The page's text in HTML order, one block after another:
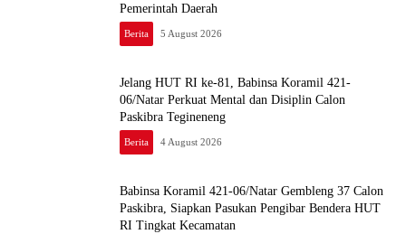
Pemerintah Daerah
Berita 5 August 2026
Jelang HUT RI ke-81, Babinsa Koramil 421-
06/Natar Perkuat Mental dan Disiplin Calon
Paskibra Tegineneng
Berita 4 August 2026
Babinsa Koramil 421-06/Natar Gembleng 37 Calon
Paskibra, Siapkan Pasukan Pengibar Bendera HUT
RI Tingkat Kecamatan